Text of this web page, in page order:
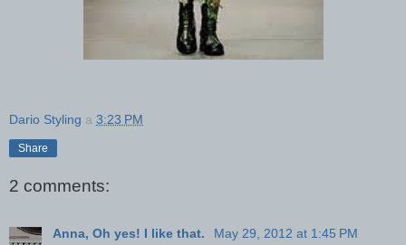
Dario Styling a 3:23 PM
Share
2 comments:
Anna, Oh yes! I like that.
May 29, 2012 at 1:45 PM